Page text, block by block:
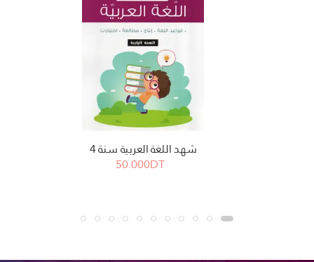
شهد اللغة العربية سنة 4
50.000DT